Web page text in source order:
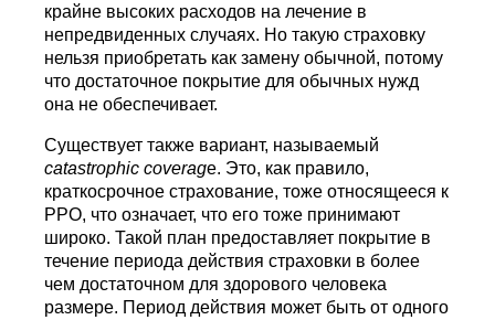
крайне высоких расходов на лечение в
непредвиденных случаях. Но такую страховку
нельзя приобретать как замену обычной, потому
что достаточное покрытие для обычных нужд
она не обеспечивает.
Существует также вариант, называемый
catastrophic coverage. Это, как правило,
краткосрочное страхование, тоже относящееся к
PPO, что означает, что его тоже принимают
широко. Такой план предоставляет покрытие в
течение периода действия страховки в более
чем достаточном для здорового человека
размере. Период действия может быть от одного